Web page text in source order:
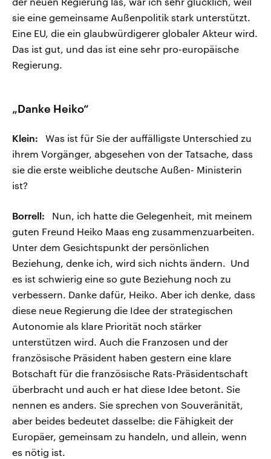
sie eine gemeinsame Außenpolitik stark unterstützt.
Eine EU, die ein glaubwürdigerer globaler Akteur wird.
Das ist gut, und das ist eine sehr pro-europäische
Regierung.
„Danke Heiko“
Klein: Was ist für Sie der auffälligste Unterschied zu
ihrem Vorgänger, abgesehen von der Tatsache, dass
sie die erste weibliche deutsche Außen- Ministerin
ist?
Borrell: Nun, ich hatte die Gelegenheit, mit meinem
guten Freund Heiko Maas eng zusammenzuarbeiten.
Unter dem Gesichtspunkt der persönlichen
Beziehung, denke ich, wird sich nichts ändern. Und
es ist schwierig eine so gute Beziehung noch zu
verbessern. Danke dafür, Heiko. Aber ich denke, dass
diese neue Regierung die Idee der strategischen
Autonomie als klare Priorität noch stärker
unterstützen wird. Auch die Franzosen und der
französische Präsident haben gestern eine klare
Botschaft für die französische Rats-Präsidentschaft
überbracht und auch er hat diese Idee betont. Sie
nennen es anders. Sie sprechen von Souveränität,
aber beides bedeutet dasselbe: die Fähigkeit der
Europäer, gemeinsam zu handeln, und allein, wenn
es nötig ist.